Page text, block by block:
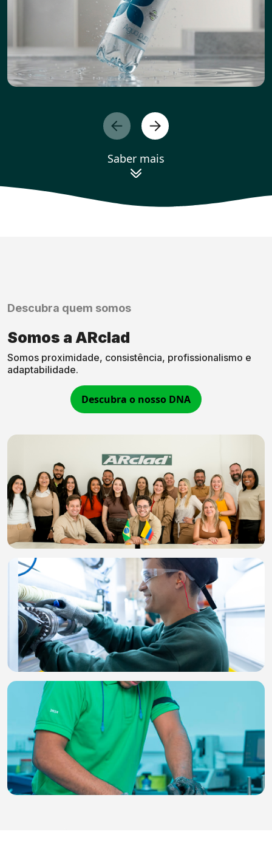
Saber mais
Descubra quem somos
Somos a ARclad
Somos proximidade, consistência, profissionalismo e
adaptabilidade.
Descubra o nosso DNA